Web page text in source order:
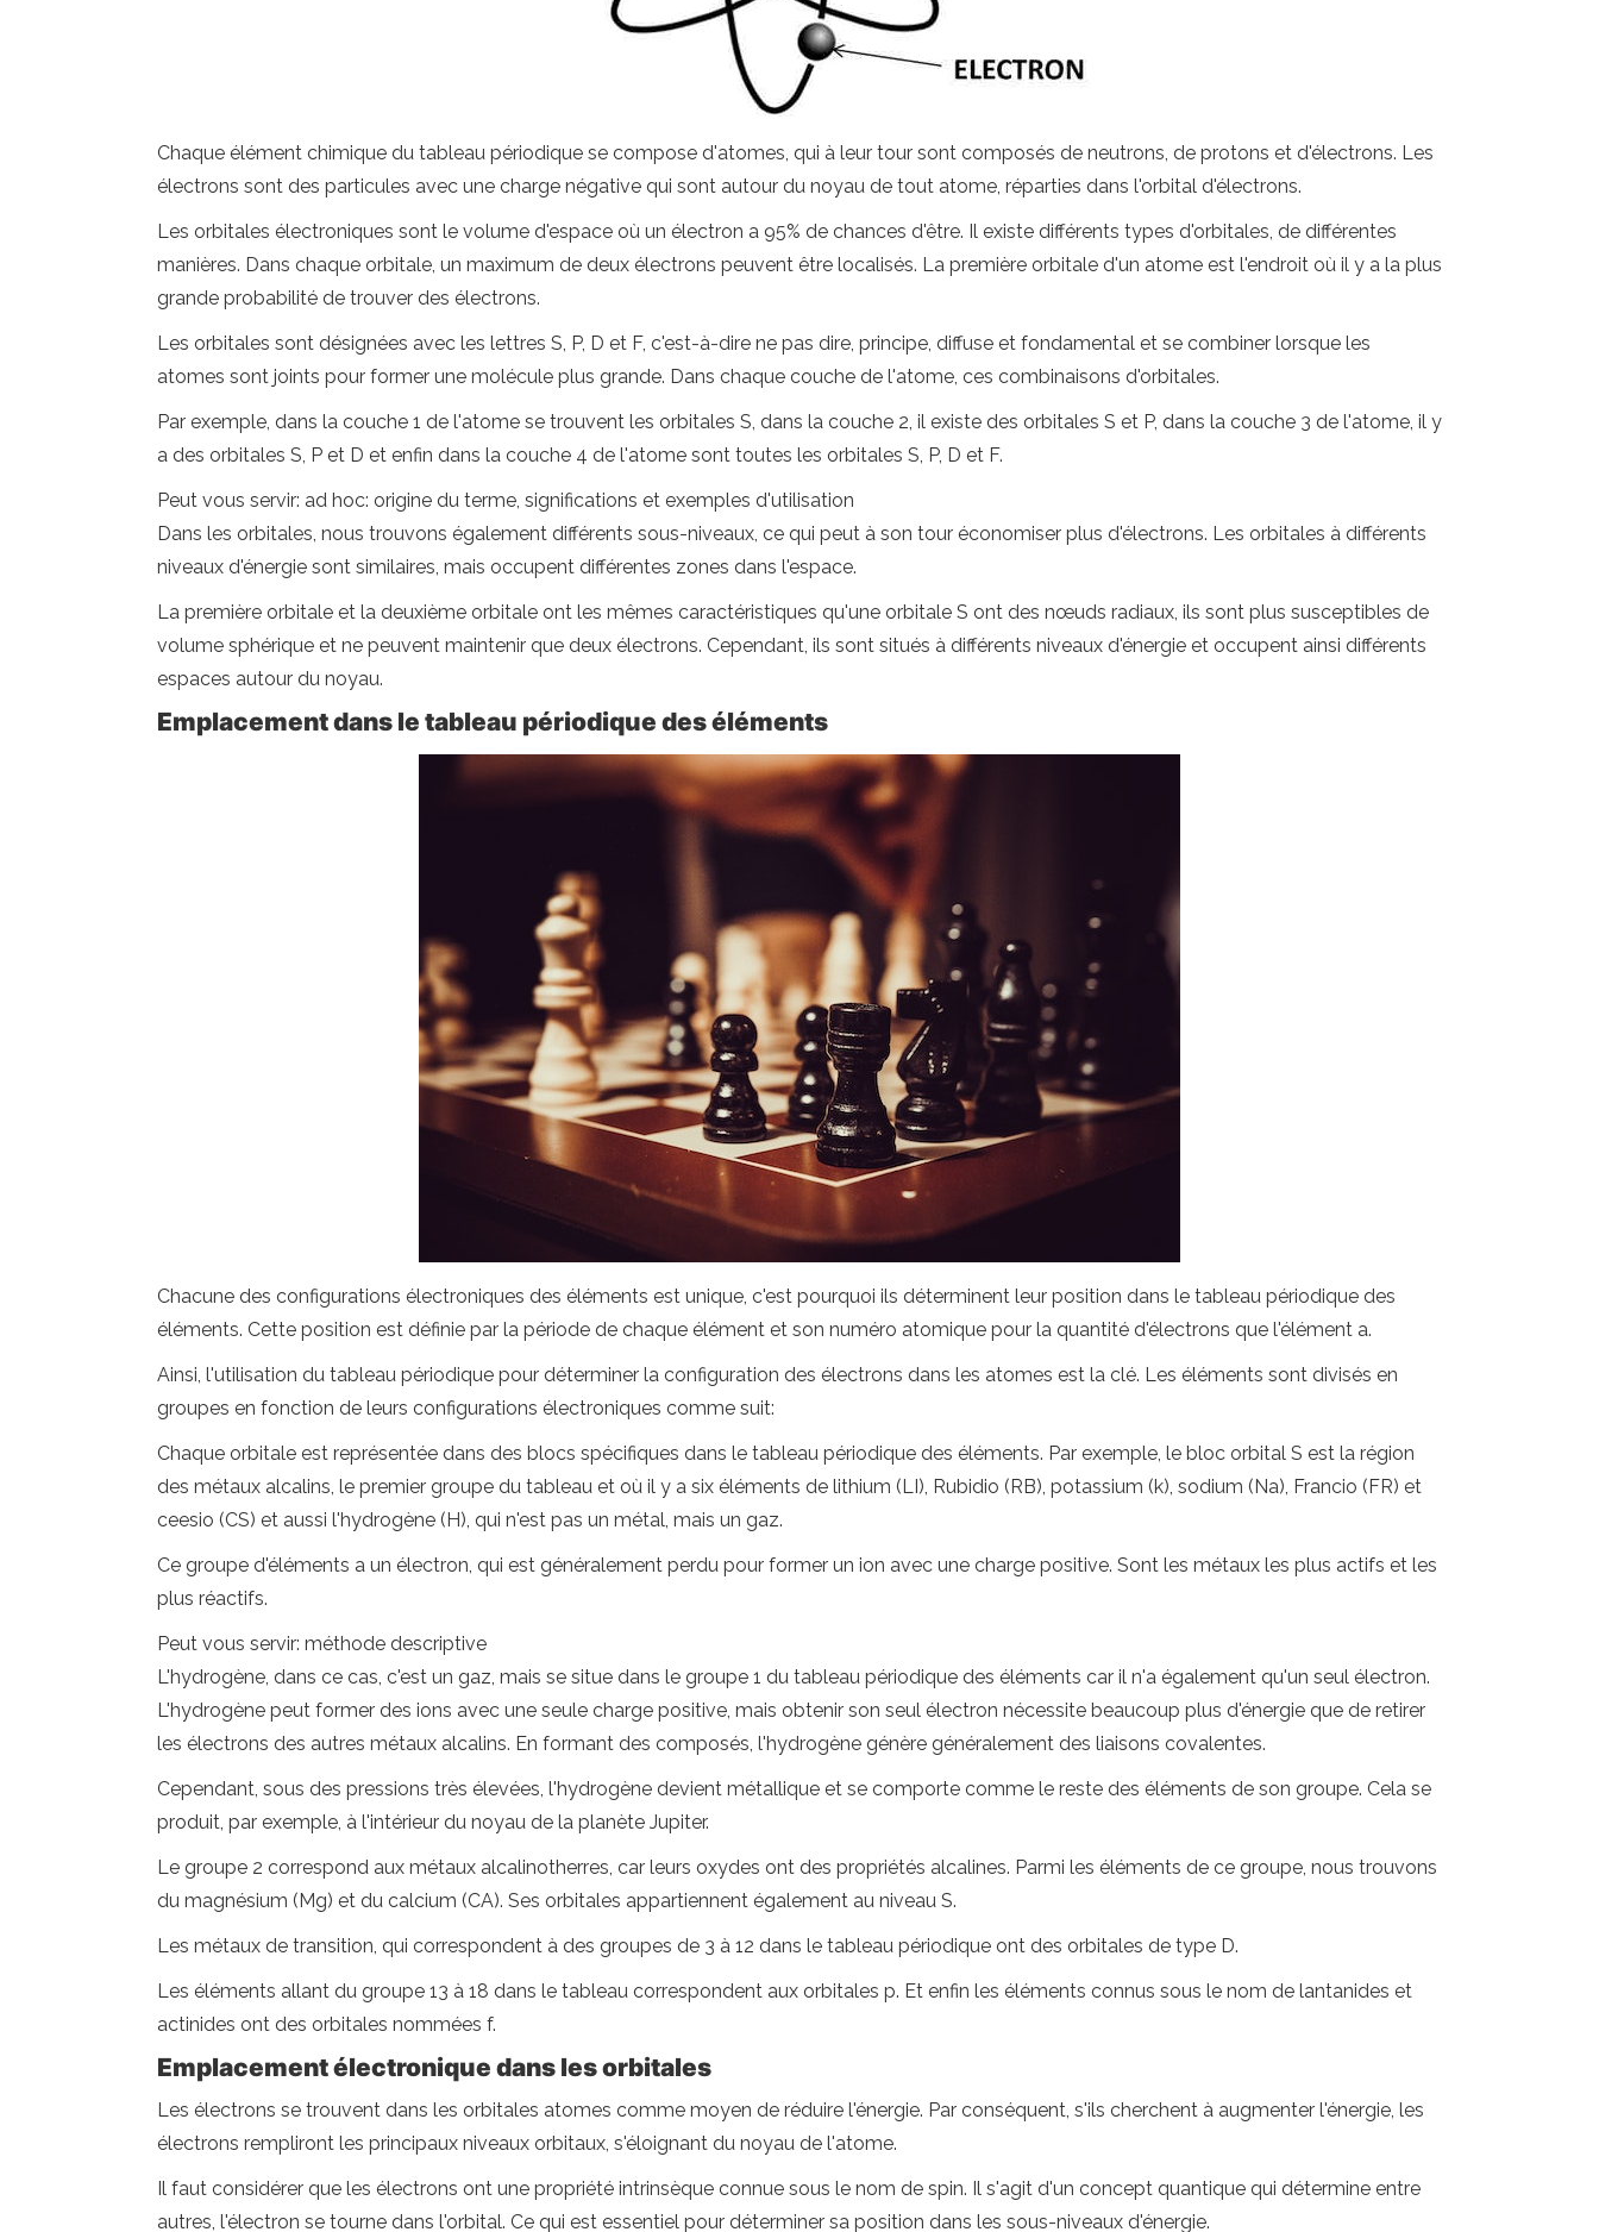
Chaque élément chimique du tableau périodique se compose d'atomes, qui à leur tour sont composés de neutrons, de protons et d'électrons. Les
électrons sont des particules avec une charge négative qui sont autour du noyau de tout atome, réparties dans l'orbital d'électrons.
Les orbitales électroniques sont le volume d'espace où un électron a 95% de chances d'être. Il existe différents types d'orbitales, de différentes
manières. Dans chaque orbitale, un maximum de deux électrons peuvent être localisés. La première orbitale d'un atome est l'endroit où il y a la plus
grande probabilité de trouver des électrons.
Les orbitales sont désignées avec les lettres S, P, D et F, c'est-à-dire ne pas dire, principe, diffuse et fondamental et se combiner lorsque les
atomes sont joints pour former une molécule plus grande. Dans chaque couche de l'atome, ces combinaisons d'orbitales.
Par exemple, dans la couche 1 de l'atome se trouvent les orbitales S, dans la couche 2, il existe des orbitales S et P, dans la couche 3 de l'atome, il y
a des orbitales S, P et D et enfin dans la couche 4 de l'atome sont toutes les orbitales S, P, D et F.
Peut vous servir: ad hoc: origine du terme, significations et exemples d'utilisation
Dans les orbitales, nous trouvons également différents sous-niveaux, ce qui peut à son tour économiser plus d'électrons. Les orbitales à différents
niveaux d'énergie sont similaires, mais occupent différentes zones dans l'espace.
La première orbitale et la deuxième orbitale ont les mêmes caractéristiques qu'une orbitale S ont des nœuds radiaux, ils sont plus susceptibles de
volume sphérique et ne peuvent maintenir que deux électrons. Cependant, ils sont situés à différents niveaux d'énergie et occupent ainsi différents
espaces autour du noyau.
Emplacement dans le tableau périodique des éléments
Chacune des configurations électroniques des éléments est unique, c'est pourquoi ils déterminent leur position dans le tableau périodique des
éléments. Cette position est définie par la période de chaque élément et son numéro atomique pour la quantité d'électrons que l'élément a.
Ainsi, l'utilisation du tableau périodique pour déterminer la configuration des électrons dans les atomes est la clé. Les éléments sont divisés en
groupes en fonction de leurs configurations électroniques comme suit:
Chaque orbitale est représentée dans des blocs spécifiques dans le tableau périodique des éléments. Par exemple, le bloc orbital S est la région
des métaux alcalins, le premier groupe du tableau et où il y a six éléments de lithium (LI), Rubidio (RB), potassium (k), sodium (Na), Francio (FR) et
ceesio (CS) et aussi l'hydrogène (H), qui n'est pas un métal, mais un gaz.
Ce groupe d'éléments a un électron, qui est généralement perdu pour former un ion avec une charge positive. Sont les métaux les plus actifs et les
plus réactifs.
Peut vous servir: méthode descriptive
L'hydrogène, dans ce cas, c'est un gaz, mais se situe dans le groupe 1 du tableau périodique des éléments car il n'a également qu'un seul électron.
L'hydrogène peut former des ions avec une seule charge positive, mais obtenir son seul électron nécessite beaucoup plus d'énergie que de retirer
les électrons des autres métaux alcalins. En formant des composés, l'hydrogène génère généralement des liaisons covalentes.
Cependant, sous des pressions très élevées, l'hydrogène devient métallique et se comporte comme le reste des éléments de son groupe. Cela se
produit, par exemple, à l'intérieur du noyau de la planète Jupiter.
Le groupe 2 correspond aux métaux alcalinotherres, car leurs oxydes ont des propriétés alcalines. Parmi les éléments de ce groupe, nous trouvons
du magnésium (Mg) et du calcium (CA). Ses orbitales appartiennent également au niveau S.
Les métaux de transition, qui correspondent à des groupes de 3 à 12 dans le tableau périodique ont des orbitales de type D.
Les éléments allant du groupe 13 à 18 dans le tableau correspondent aux orbitales p. Et enfin les éléments connus sous le nom de lantanides et
actinides ont des orbitales nommées f.
Emplacement électronique dans les orbitales
Les électrons se trouvent dans les orbitales atomes comme moyen de réduire l'énergie. Par conséquent, s'ils cherchent à augmenter l'énergie, les
électrons rempliront les principaux niveaux orbitaux, s'éloignant du noyau de l'atome.
Il faut considérer que les électrons ont une propriété intrinsèque connue sous le nom de spin. Il s'agit d'un concept quantique qui détermine entre
autres, l'électron se tourne dans l'orbital. Ce qui est essentiel pour déterminer sa position dans les sous-niveaux d'énergie.